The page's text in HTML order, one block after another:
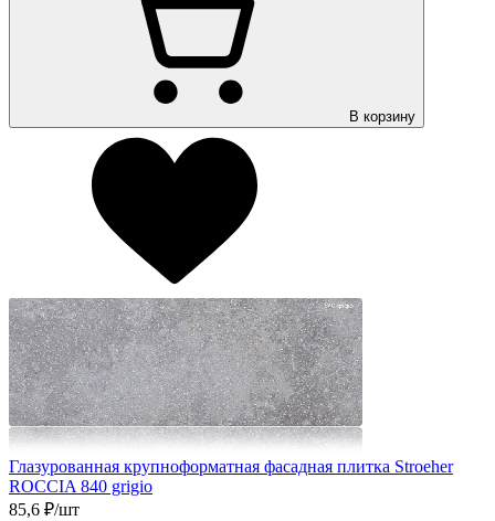
В корзину
Глазурованная крупноформатная фасадная плитка Stroeher
ROCCIA 840 grigio
85,6 ₽/шт